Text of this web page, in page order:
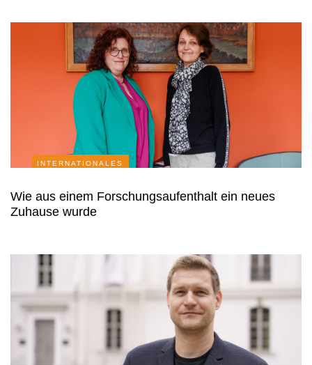
INTERNATIONALES
Wie aus einem Forschungsaufenthalt ein neues
Zuhause wurde